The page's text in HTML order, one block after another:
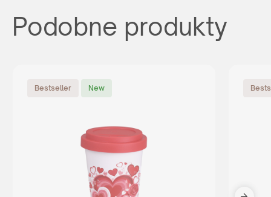
Podobne produkty
Bestseller New